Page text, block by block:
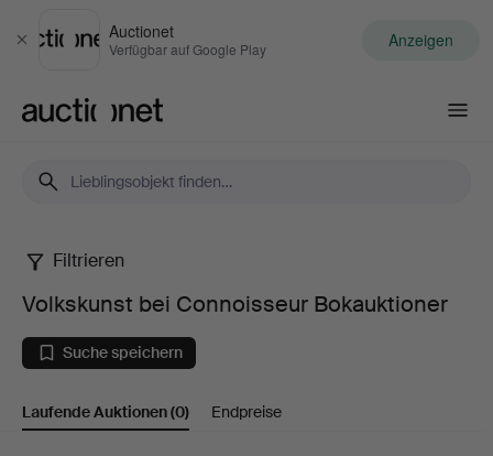
Schließen
Auctionet
Verfügbar auf Google Play Anzeigen
Volkskunst
bei
Connoisseur
Bokauktioner
Filtrieren
Volkskunst bei Connoisseur Bokauktioner
Suche speichern
Laufende Auktionen(0) Endpreise